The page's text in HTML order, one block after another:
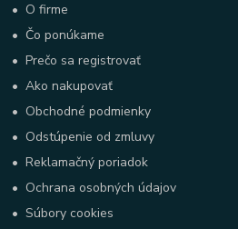
• O firme
• Čo ponúkame
•Prečo sa registrovať
•Ako nakupovať
• Obchodné podmienky
• Odstúpenie od zmluvy
•Reklamačný poriadok
• Ochrana osobných údajov
•Súbory cookies